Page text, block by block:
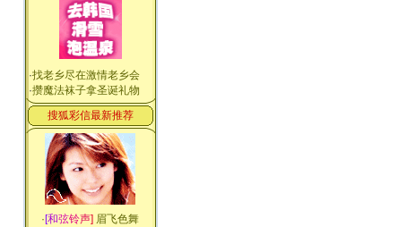
·找老乡尽在激情老乡会
·攒魔法袜子拿圣诞礼物
搜狐彩信最新推荐
·[和弦铃声] 眉飞色舞